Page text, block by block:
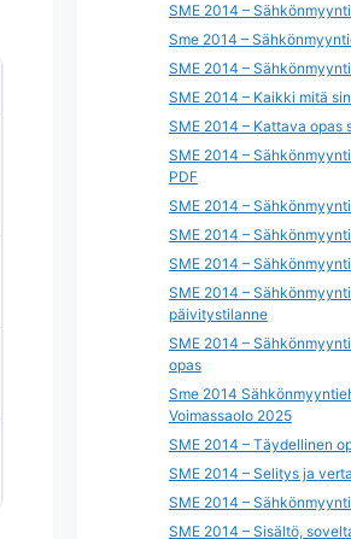
SME 2014 –
Sme 2014 –
SME 2014 –
SME 2014 – Kaikki mitä
SME 2014 – Kattava opas
SME 2014 –
PDF
SME 2014 –
SME 2014 –
SME 2014 –
SME 2014 –
päivitystilanne
SME 2014 –
opas
Sme 2014
Voimassaolo 2025
SME 2014 – Täydellinen
SME 2014 – Selitys ja
SME 2014 –
SME 2014 – Sisältö,